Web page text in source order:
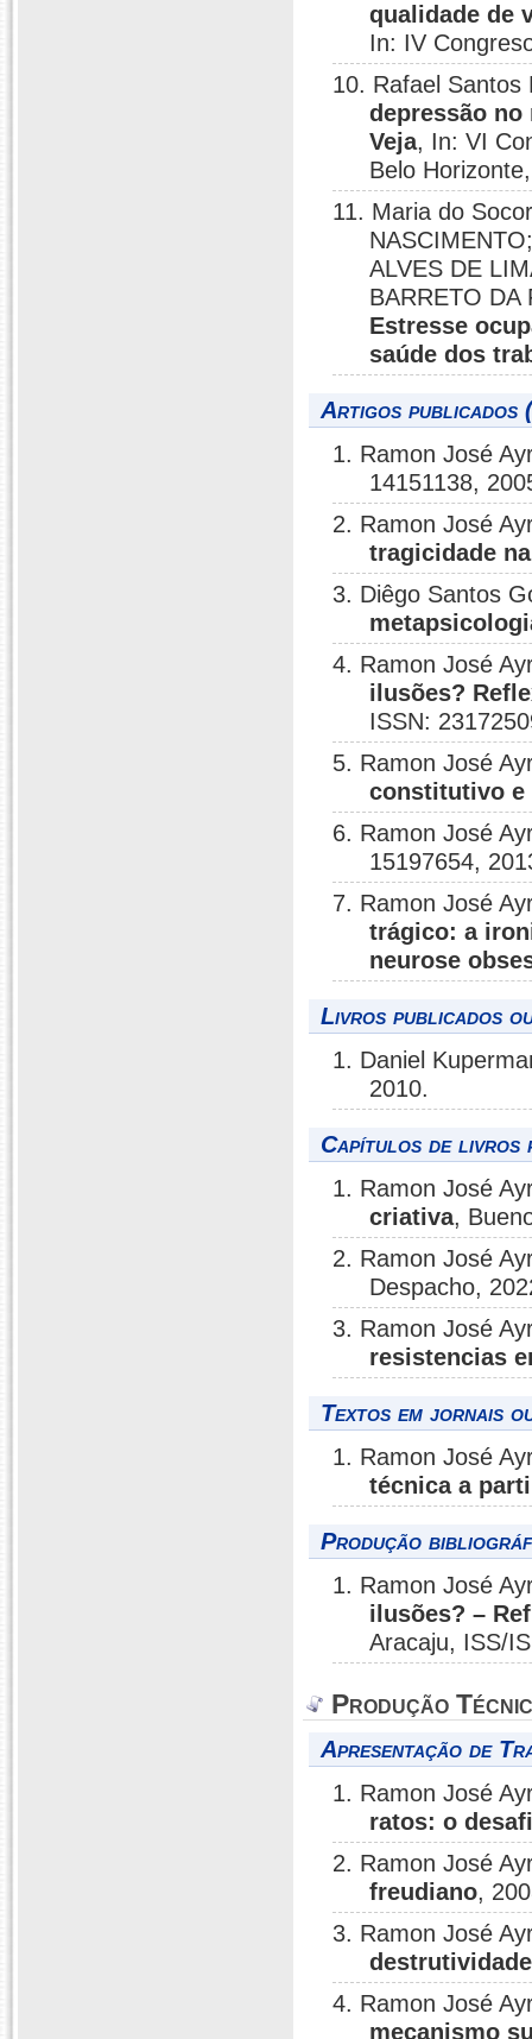
qualidade de
In: IV
10. Rafael
depressão
Veja, In: VI
Belo
11. Maria do
ALVES DE
BARRETO DA
Estresse
saúde dos
Artigos publicados
1. Ramon José
14151138,
2. Ramon José
tragicidade
3. Diêgo Santos
4. Ramon José
ilusões?
ISSN:
5. Ramon José
constitutivo
6. Ramon José
15197654,
7. Ramon José
trágico: a
neurose
Livros publicados
1. Daniel
2010.
Capítulos de livros
1. Ramon José
criativa,
2. Ramon José
Despacho,
3. Ramon José
resistencias
Textos em jornais
1. Ramon José
técnica a
Produção
1. Ramon José
ilusões? –
Aracaju, ISS/
Produção
Apresentação de
1. Ramon José
ratos: o
2. Ramon José
freudiano,
3. Ramon José
4. Ramon José
mecanismo